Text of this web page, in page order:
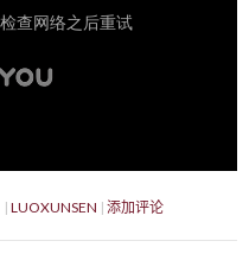
LUOXUNSEN 添加评论